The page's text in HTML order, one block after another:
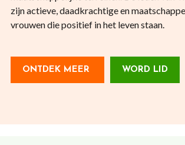
zijn actieve, daadkrachtige en
vrouwen die positief in het leven staan.
ONTDEK MEER WORD LID